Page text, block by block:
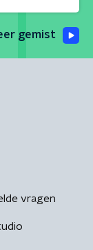
gemist
vragen